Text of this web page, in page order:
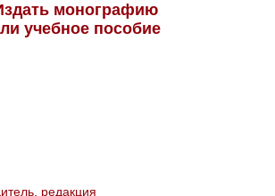
монографию
учебное пособие
редакция